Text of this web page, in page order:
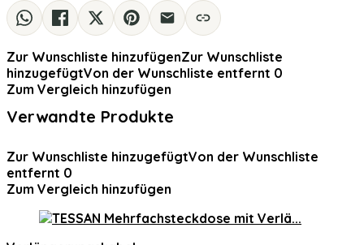
Zur Wunschliste hinzufügenZur Wunschliste
hinzugefügtVon der Wunschliste entfernt 0
Zum Vergleich hinzufügen
Verwandte Produkte
Zur Wunschliste hinzugefügtVon der Wunschliste
entfernt 0
Zum Vergleich hinzufügen